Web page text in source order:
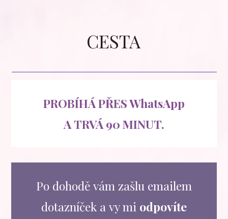
CESTA
PROBÍHÁ PŘES WhatsApp
A TRVÁ 90 MINUT.
Po dohodě vám zašlu emailem
dotazníček a vy mi odpovíte